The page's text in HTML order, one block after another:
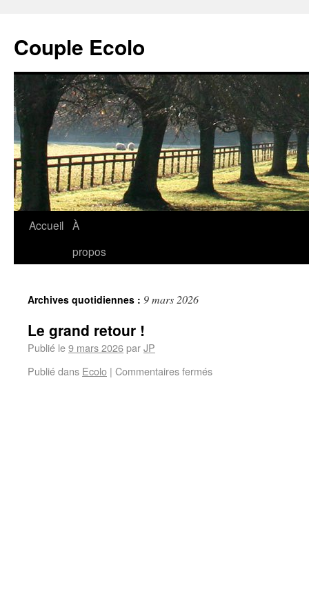
Couple Ecolo
Accueil À
propos
Archives quotidiennes : 9 mars 2026
Le grand retour !
Publié le9 mars 2026parJP
Publié dans Ecolo | Commentaires fermés